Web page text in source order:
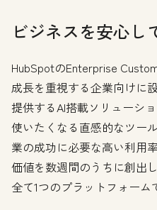
ビジネスを安心し
HubSpotのEnterprise
成長を重視する企業向けに
提供するAI搭載ソリューシ
使いたくなる直感的なツー
業の成功に必要な高い利用
価値を数週間のうちに創出
全て1つのプラットフォーム